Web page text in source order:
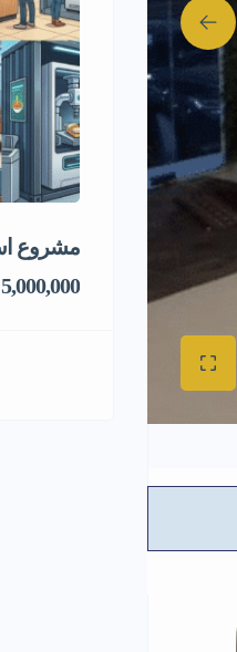
مشروع
5,000,000 ر.س